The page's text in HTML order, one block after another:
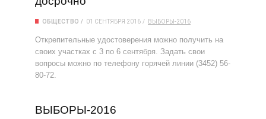
ОБЩЕСТВО 01 СЕНТЯБРЯ 2016 ВЫБОРЫ-2016
Открепительные удостоверения можно получить на
своих участках с 3 по 6 сентября. Задать свои
вопросы можно по телефону горячей линии (3452) 56-
80-72.
ВЫБОРЫ-2016